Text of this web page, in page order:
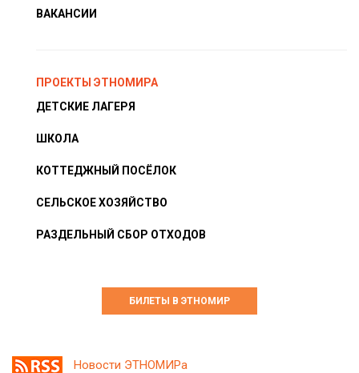
ВАКАНСИИ
ПРОЕКТЫ ЭТНОМИРА
ДЕТСКИЕ ЛАГЕРЯ
ШКОЛА
КОТТЕДЖНЫЙ ПОСЁЛОК
СЕЛЬСКОЕ ХОЗЯЙСТВО
РАЗДЕЛЬНЫЙ СБОР ОТХОДОВ
БИЛЕТЫ В ЭТНОМИР
Новости ЭТНОМИРа